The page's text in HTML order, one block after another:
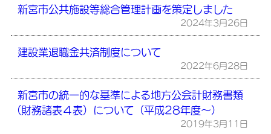
新宮市公共施設等総合管理計画を策定しました
2024年3月26日
建設業退職金共済制度について
2022年6月28日
新宮市の統一的な基準による地方公会計財務書類
（財務諸表４表）について（平成28年度～）
2019年3月11日